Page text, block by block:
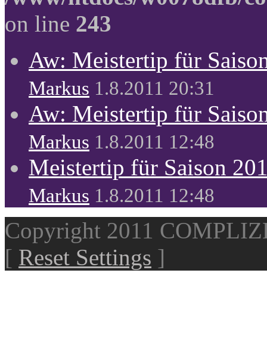
on line 243
Aw: Meistertip für
Markus 1.8.2011 20:31
Aw: Meistertip für
Markus 1.8.2011 12:48
Meistertip für Saison
Markus 1.8.2011 12:48
Copyright 2011
[ Reset Settings ]